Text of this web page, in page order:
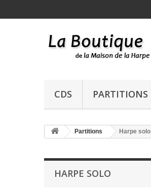
CDS PARTITIONS
Partitions Harpe solo
HARPE SOLO